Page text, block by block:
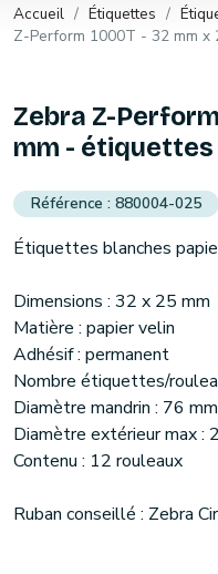
Accueil Étiquettes
Z-Perform 1000T - 32 mm x
Zebra Z-
mm -
880004-025
Étiquettes blanches
Dimensions : 32 x 25 mm
Matière : papier velin
Adhésif : permanent
Nombre étiquettes/
Diamètre mandrin : 76 mm
Diamètre extérieur max :
Contenu : 12 rouleaux
Ruban conseillé : Zebra